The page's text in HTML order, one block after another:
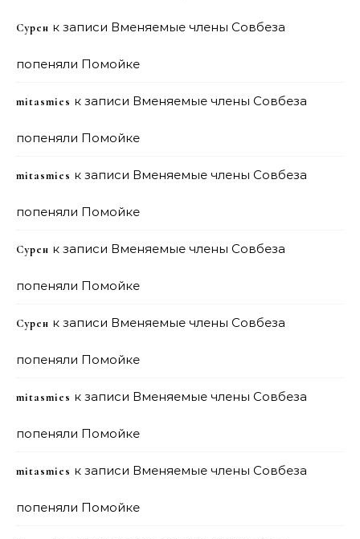
Сурен к записи Вменяемые члены Совбеза
попеняли Помойке
mitasmies к записи Вменяемые члены Совбеза
попеняли Помойке
mitasmies к записи Вменяемые члены Совбеза
попеняли Помойке
Сурен к записи Вменяемые члены Совбеза
попеняли Помойке
Сурен к записи Вменяемые члены Совбеза
попеняли Помойке
mitasmies к записи Вменяемые члены Совбеза
попеняли Помойке
mitasmies к записи Вменяемые члены Совбеза
попеняли Помойке